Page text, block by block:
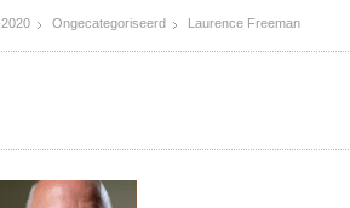
Ongecategoriseerd Laurence Freeman